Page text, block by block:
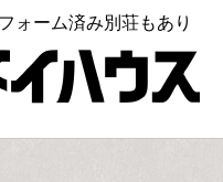
ォーム済み別荘もあり